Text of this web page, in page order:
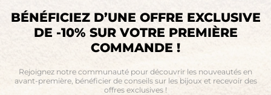
BÉNÉFICIEZ D’UNE OFFRE EXCLUSIVE
DE -10% SUR VOTRE PREMIÈRE
COMMANDE !
Rejoignez notre communauté pour découvrir les nouveautés en
avant-première, bénéficier de conseils sur les bijoux et recevoir des
offres exclusives !